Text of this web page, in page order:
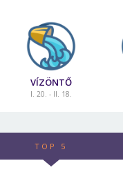
VÍZÖNTŐ
I. 20. - II. 18.
TOP 5